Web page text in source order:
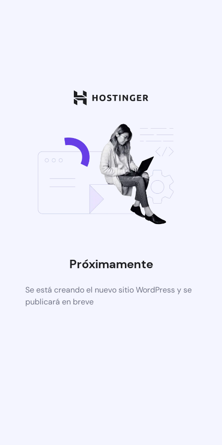
Próximamente
Se está creando el nuevo sitio WordPress y se
publicará en breve